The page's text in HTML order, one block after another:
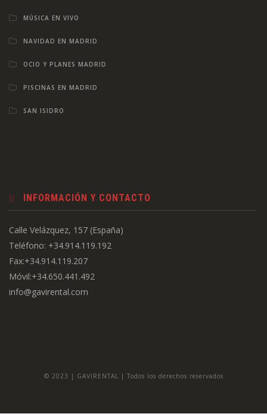
MÚSICA EN VIVO
NAVIDAD EN MADRID
OCIO Y PLANES MADRID
PISCINAS EN MADRID
SAN ISIDRO
INFORMACIÓN Y CONTACTO
Calle Velázquez, 157 (España)
Teléfono: +34.914.119.192
Fax:+34.914.119.207
Móvil:+34.650.441.492
info@gavirental.com
© 2023 | GAVIRENTAL | Todos los derechos reservados